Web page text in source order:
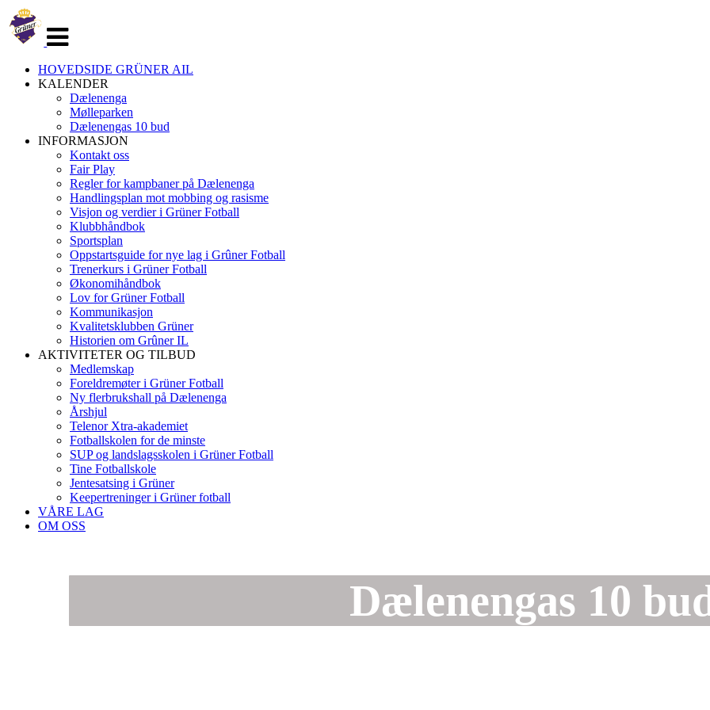
navigasjon
HOVEDSIDE GRÜNER AIL
KALENDER
Dælenenga
Mølleparken
Dælenengas 10 bud
INFORMASJON
Kontakt oss
Fair Play
Regler for kampbaner på Dælenenga
Handlingsplan mot mobbing og rasisme
Visjon og verdier i Grüner Fotball
Klubbhåndbok
Sportsplan
Oppstartsguide for nye lag i Grûner Fotball
Trenerkurs i Grüner Fotball
Økonomihåndbok
Lov for Grüner Fotball
Kommunikasjon
Kvalitetsklubben Grüner
Historien om Grûner IL
AKTIVITETER OG TILBUD
Medlemskap
Foreldremøter i Grüner Fotball
Ny flerbrukshall på Dælenenga
Årshjul
Telenor Xtra-akademiet
Fotballskolen for de minste
SUP og landslagsskolen i Grüner Fotball
Tine Fotballskole
Jentesatsing i Grüner
Keepertreninger i Grüner fotball
VÅRE LAG
OM OSS
Dælenengas 10